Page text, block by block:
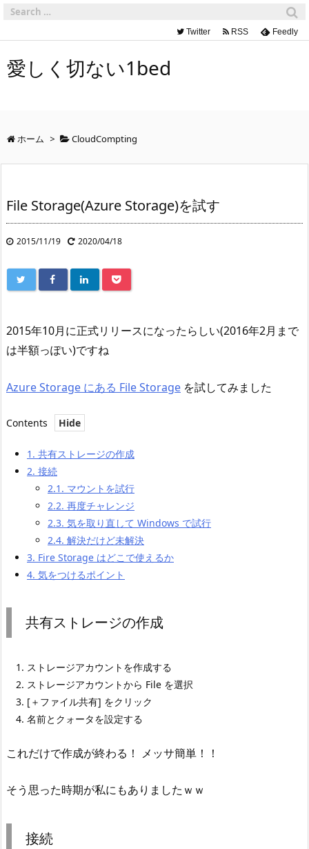
Twitter RSS Feedly
愛しく切ない1bed
ホーム > CloudCompting
File Storage(Azure Storage)を試す
2015/11/19 2020/04/18
2015年10月に正式リリースになったらしい(2016年2月まで
は半額っぽい)ですね
Azure Storage にある File Storage を試してみました
Contents
1. 共有ストレージの作成
2. 接続
2.1. マウントを試行
2.2. 再度チャレンジ
2.3. 気を取り直して Windows で試行
2.4. 解決だけど未解決
3. Fire Storage はどこで使えるか
4. 気をつけるポイント
共有ストレージの作成
ストレージアカウントを作成する
ストレージアカウントから File を選択
[＋ファイル共有] をクリック
名前とクォータを設定する
これだけで作成が終わる！ メッサ簡単！！
そう思った時期が私にもありましたｗｗ
接続